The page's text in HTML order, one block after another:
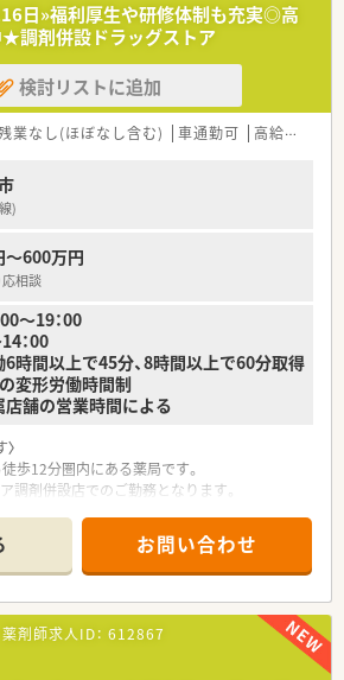
日»福利厚生や研修体制も充実◎高
調剤併設ドラッグストア
検討リストに追加
業なし(ほぼなし含む) 車通勤可 高給与(600万円以上)
)
600万円
相談
〜19：00
：00
時間以上で45分、8時間以上で60分取得
変形労働時間制
舗の営業時間による
歩12分圏内にある薬局です。
調剤併設店でのご勤務となります。
ですので自分のペースでご勤務いただけます。
に関する販売・接客・レジ業務。
コンを用いての処方箋入力などをお願いしま
お問い合わせ
薬剤師求人ID： 612867